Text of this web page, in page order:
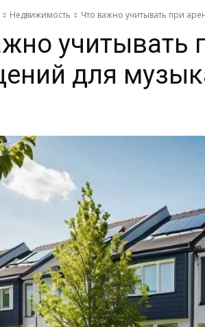
Недвижимость Что важно учитывать при
учитывать
для